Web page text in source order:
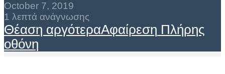
October 7, 2019
1 λεπτά ανάγνωσης
Θέαση αργότεραΑφαίρεση Πλήρης
οθόνη